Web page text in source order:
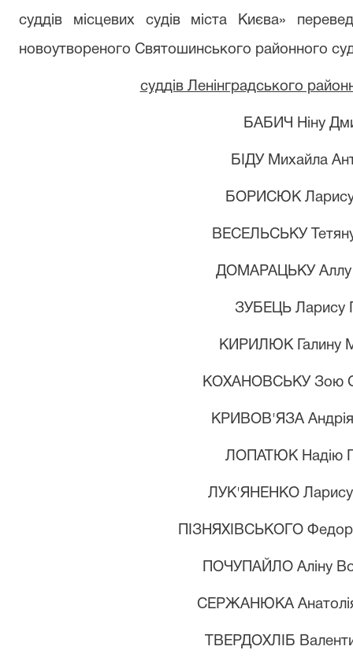
суддів місцевих судів міста Києва» переве
новоутвореного Святошинського районного
суддів Ленінградського
БАБИЧ Ніну
БІДУ Михайла
БОРИСЮК Ларису
ВЕСЕЛЬСЬКУ
ДОМАРАЦЬКУ Аллу
ЗУБЕЦЬ Ларису
КИРИЛЮК Галину
КОХАНОВСЬКУ Зою
КРИВОВ'ЯЗА
ЛОПАТЮК Надію
ЛУК'ЯНЕНКО Ларису
ПІЗНЯХІВСЬКОГО
ПОЧУПАЙЛО Аліну
СЕРЖАНЮКА
ТВЕРДОХЛІБ